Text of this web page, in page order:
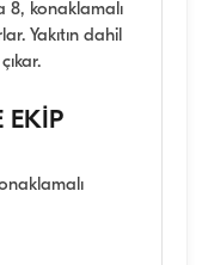
8, konaklamalı
Yakıtın dahil
EKİP